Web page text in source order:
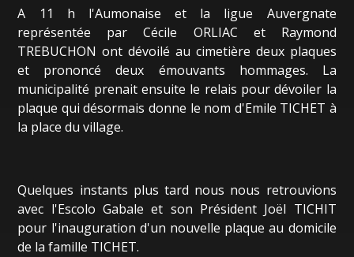
A 11 h l'Aumonaise et la ligue Auvergnate
représentée par Cécile ORLIAC et Raymond
TREBUCHON ont dévoilé au cimetière deux plaques
et prononcé deux émouvants hommages. La
municipalité prenait ensuite le relais pour dévoiler la
plaque qui désormais donne le nom d'Emile TICHET à
la place du village.
Quelques instants plus tard nous nous retrouvions
avec l'Escolo Gabale et son Président Joël TICHIT
pour l'inauguration d'un nouvelle plaque au domicile
de la famille TICHET.